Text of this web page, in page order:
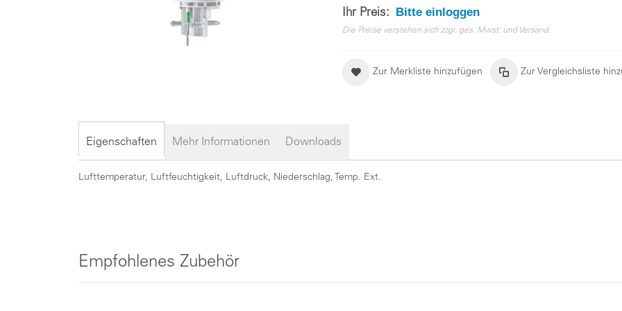
Bildergalerie
springen
Ihr Preis: Bitte einloggen
Die Preise verstehen sich zzgl. ges. Mwst. und Versand.
Zur Merkliste hinzufügen Zur Vergleichsliste
Eigenschaften
Lufttemperatur, Luftfeuchtigkeit, Luftdruck, Niederschlag, Temp. Ext.
Mehr Informationen Downloads
Empfohlenes Zubehör